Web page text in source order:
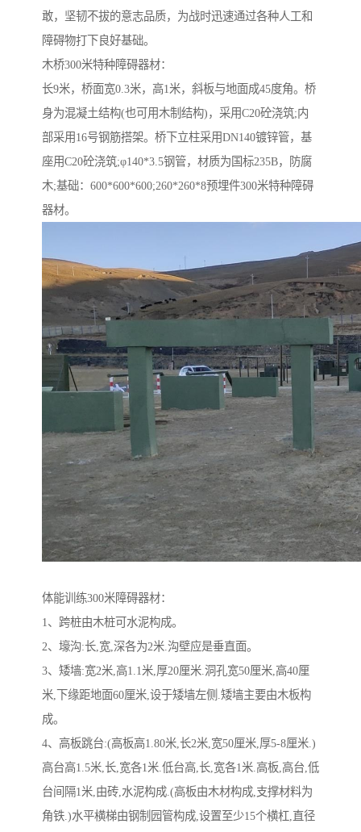
敢，坚韧不拔的意志品质，为战时迅速通过各种人工和
障碍物打下良好基础。
木桥300米特种障碍器材：
长9米，桥面宽0.3米，高1米，斜板与地面成45度角。桥
身为混凝土结构(也可用木制结构)，采用C20砼浇筑;内
部采用16号钢筋搭架。桥下立柱采用DN140镀锌管，基
座用C20砼浇筑;φ140*3.5钢管，材质为国标235B，防腐
木;基础：600*600*600;260*260*8预埋件300米特种障碍
器材。
体能训练300米障碍器材：
1、跨桩由木桩可水泥构成。
2、壕沟:长,宽,深各为2米.沟壁应是垂直面。
3、矮墙:宽2米,高1.1米,厚20厘米.洞孔宽50厘米,高40厘
米,下缘距地面60厘米,设于矮墙左侧.矮墙主要由木板构
成。
4、高板跳台:(高板高1.80米,长2米,宽50厘米,厚5-8厘米.)
高台高1.5米,长,宽各1米.低台高,长,宽各1米.高板,高台,低
台间隔1米,由砖,水泥构成.(高板由木材构成,支撑材料为
角铁.)水平横梯由钢制园管构成,设置至少15个横杠,直径